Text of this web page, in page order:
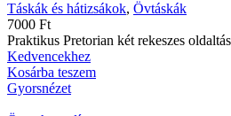
Táskák és hátizsákok, Övtáskák
7000 Ft
Praktikus Pretorian két rekeszes
Kedvencekhez
Kosárba teszem
Gyorsnézet